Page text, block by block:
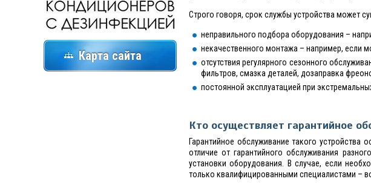
Строго говоря, срок службы устройства может
неправильного подбора оборудования –
некачественного монтажа – например, если
отсутствия регулярного сезонного
фильтров, смазка деталей, дозаправка
постоянной эксплуатацией при
Кто осуществляет гарантийное
Гарантийное обслуживание такого
отличие от гарантийного обслуживания
установки оборудования. В случае, если
только квалифицированными специалистами –
Карта сайта